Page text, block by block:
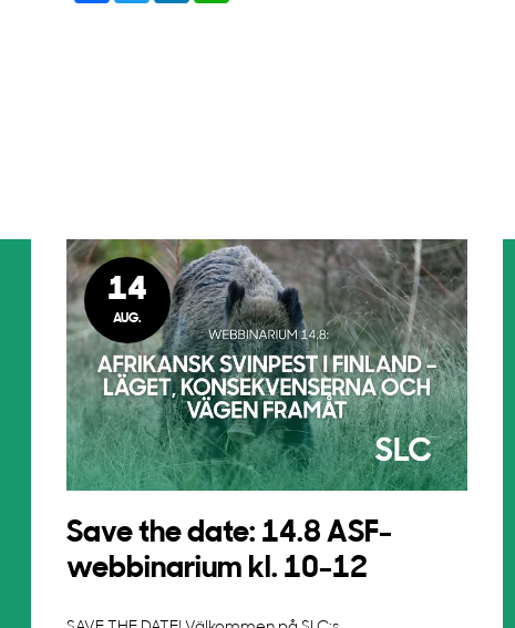
14
AUG.
Save the date: 14.8 ASF-
webbinarium kl. 10-12